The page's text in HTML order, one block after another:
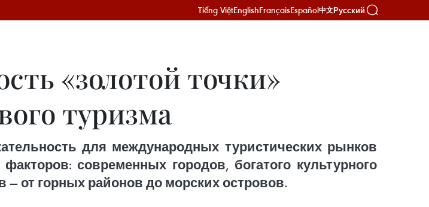
Tiếng ViệtEnglishFrançaisEspañol中文Русский
«золотой точки»
туризма
для международных туристических рынков
современных городов, богатого культурного
от горных районов до морских островов.